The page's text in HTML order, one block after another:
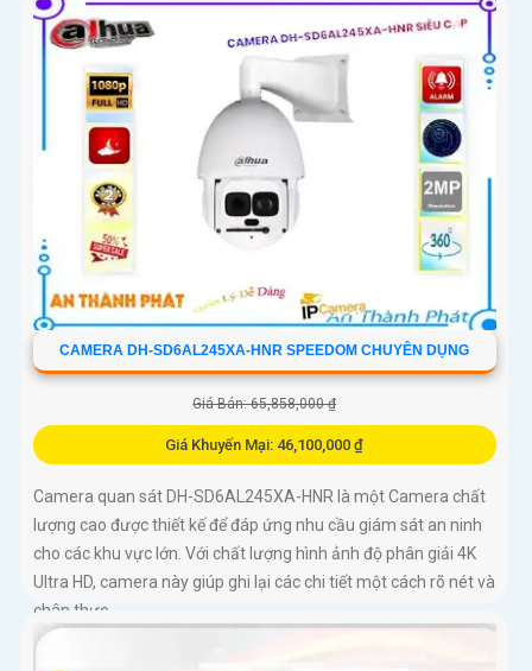
CAMERA DH-SD6AL245XA-HNR SPEEDOM CHUYÊN DỤNG
Giá Bán: 65,858,000 ₫
Giá Khuyến Mại: 46,100,000 ₫
Camera quan sát DH-SD6AL245XA-HNR là một Camera chất
lượng cao được thiết kế để đáp ứng nhu cầu giám sát an ninh
cho các khu vực lớn. Với chất lượng hình ảnh độ phân giải 4K
Ultra HD, camera này giúp ghi lại các chi tiết một cách rõ nét và
chân thực